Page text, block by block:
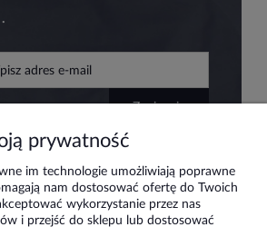
zapisz się
Pomoc
prywatność
im technologie umożliwiają poprawne
nam dostosować ofertę do Twoich
wykorzystanie przez nas
i przejść do sklepu lub dostosować